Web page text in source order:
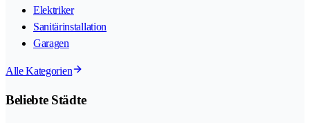
Elektriker
Sanitärinstallation
Garagen
Alle Kategorien
Beliebte Städte